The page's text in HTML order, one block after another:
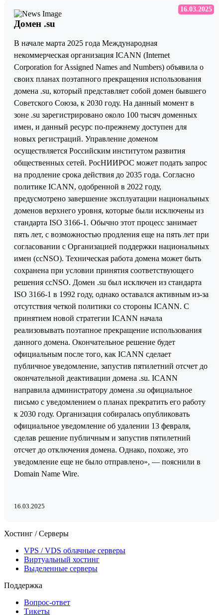
Домен .su
16.03.2025
В начале марта 2025 года Международная
некоммерческая организация ICANN (Internet
Corporation for Assigned Names and Numbers) объявила о
своих планах поэтапного прекращения использования
домена .su, который представляет собой домен бывшего
Советского Союза, к 2030 году. На данный момент в
зоне .su зарегистрировано около 100 тысяч доменных
имен, и данный ресурс по-прежнему доступен для
новых регистраций. Управление доменом
осуществляется Российским институтом развития
общественных сетей. РосНИИРОС может подать запрос
на продление срока действия до 2035 года. Согласно
политике ICANN, одобренной в 2022 году,
предусмотрено завершение эксплуатации национальных
доменов верхнего уровня, которые были исключены из
стандарта ISO 3166-1. Обычно этот процесс занимает
пять лет, с возможностью продления еще на пять лет при
согласовании с Организацией поддержки национальных
имен (ccNSO). Техническая работа домена может быть
сохранена при условии принятия соответствующего
решения ccNSO. Домен .su был исключен из стандарта
ISO 3166-1 в 1992 году, однако оставался активным из-за
отсутствия четкой политики со стороны ICANN. С
принятием новой стратегии ICANN начала
реализовывать поэтапное прекращение использования
данного домена. Окончательное решение будет
официальным после того, как ICANN сделает
публичное уведомление, запустив пятилетний отсчет до
окончательной деактивации домена .su. ICANN
направила администратору домена .su официальное
письмо с уведомлением о планах прекратить его работу
к 2030 году. Организация собиралась опубликовать
официальное уведомление об удалении 13 февраля,
сделав решение публичным и запустив пятилетний
отсчет до отключения домена. Однако, похоже, это
уведомление еще не было отправлено», — пояснили в
Domain Name Wire.
16.03.2025
Хостинг / Серверы
VPS / VDS облачные серверы
Виртуальный хостинг
Выделенные серверы
Поддержка
Вопрос-ответ
Тикеты